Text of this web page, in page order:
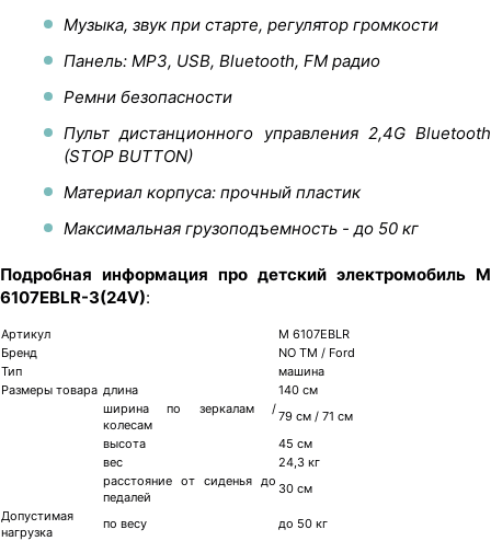
Музыка, звук при старте, регулятор громкости
Панель: MP3, USB, Bluetooth, FM радио
Ремни безопасности
Пульт дистанционного управления 2,4G Bluetooth
(STOP BUTTON)
Материал корпуса: прочный пластик
Максимальная грузоподъемность - до 50 кг
Подробная информация про детский электромобиль M
6107EBLR-3(24V):
Артикул
M 6107EBLR
Бренд
NO TM / Ford
Тип
машина
Размеры товара длина
140 см
ширина по зеркалам /
колесам
79 см / 71 см
высота
45 см
вес
24,3 кг
расстояние от сиденья до
педалей
30 см
Допустимая
нагрузка
по весу
до 50 кг